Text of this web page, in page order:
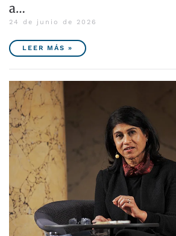
a…
24 de junio de 2026
LEER MÁS »